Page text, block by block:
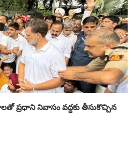
ప్రధాని నివాసం వద్దకు తీసుకొచ్చిన